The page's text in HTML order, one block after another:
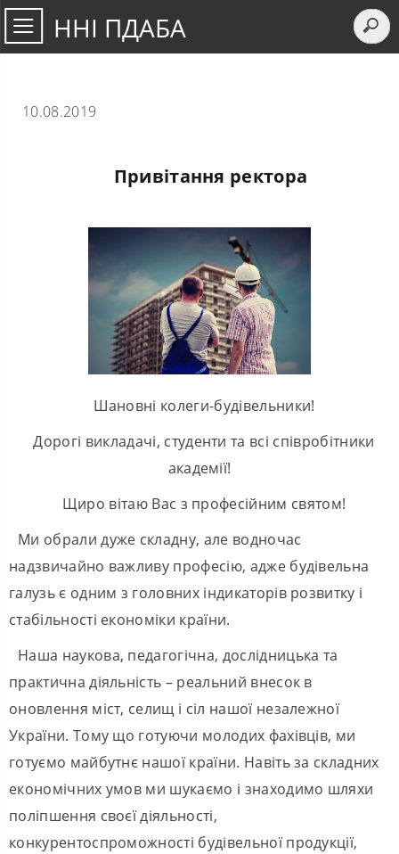
ННІ ПДАБА
10.08.2019
Привітання ректора
Шановні колеги-будівельники!
Дорогі викладачі, студенти та всі співробітники
академії!
Щиро вітаю Вас з професійним святом!
Ми обрали дуже складну, але водночас
надзвичайно важливу професію, адже будівельна
галузь є одним з головних індикаторів розвитку і
стабільності економіки країни.
Наша наукова, педагогічна, дослідницька та
практична діяльність – реальний внесок в
оновлення міст, селищ і сіл нашої незалежної
України. Тому що готуючи молодих фахівців, ми
готуємо майбутнє нашої країни. Навіть за складних
економічних умов ми шукаємо і знаходимо шляхи
поліпшення своєї діяльності,
конкурентоспроможності будівельної продукції,